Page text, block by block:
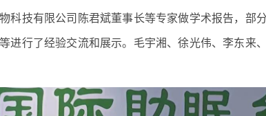
科技有限公司陈君斌董事长等专家做学术报告，部
进行了经验交流和展示。毛宇湘、徐光伟、李东来